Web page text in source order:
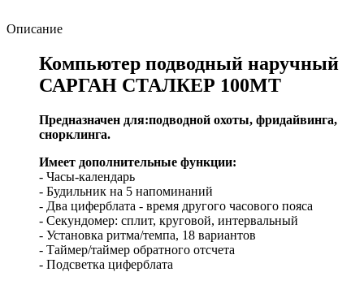
Описание
Компьютер подводный наручный
САРГАН СТАЛКЕР 100МТ
Предназначен для:подводной охоты, фридайвинга,
снорклинга.
Имеет дополнительные функции:
- Часы-календарь
- Будильник на 5 напоминаний
- Два циферблата - время другого часового пояса
- Секундомер: сплит, круговой, интервальный
- Установка ритма/темпа, 18 вариантов
- Таймер/таймер обратного отсчета
- Подсветка циферблата